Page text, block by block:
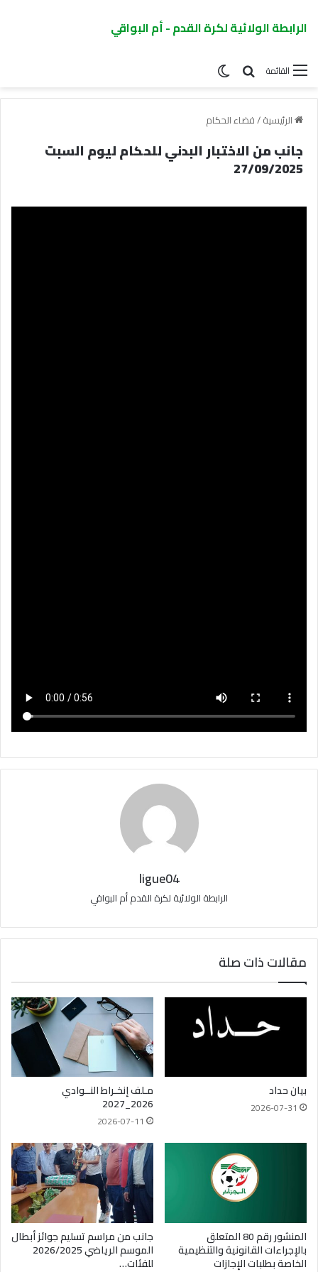
الرابطة الولائية لكرة القدم - أم البواقي
القائمة
الرئيسية/فضاء الحكام
جانب من الاختبار البدني للحكام ليوم السبت
27/09/2025
ligue04
الرابطة الولائية لكرة القدم أم البواقي
مقالات ذات صلة
بيان حداد
2026-07-31
مـلف إنخـراط النــوادي
2026_2027
2026-07-11
المنشور رقم 80 المتعلق
بالإجراءات القانونية والتنظيمية
الخاصة بطلبات الإجازات
جانب من مراسم تسليم جوائز أبطال
الموسم الرياضي 2026/2025
للفئات…